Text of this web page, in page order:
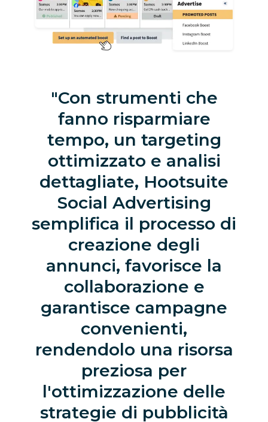
Con strumenti che
fanno risparmiare
tempo, un targeting
ottimizzato e analisi
dettagliate, Hootsuite
Social Advertising
semplifica il processo di
creazione degli
annunci, favorisce la
collaborazione e
garantisce campagne
convenienti,
rendendolo una risorsa
preziosa per
l'ottimizzazione delle
strategie di pubblicità